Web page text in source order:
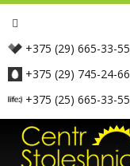
+375 (29) 665-33-55
+375 (29) 745-24-66
+375 (25) 665-33-55